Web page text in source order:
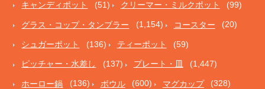
キャンディポット (51) クリーマー・ミルクポット (99)
グラス・コップ・タンブラー (1,154) コースター (20)
シュガーポット (136) ティーポット (59)
ピッチャー・水差し (137) プレート・皿 (1,447)
ホーロー鍋 (136) ボウル (600) マグカップ (328)